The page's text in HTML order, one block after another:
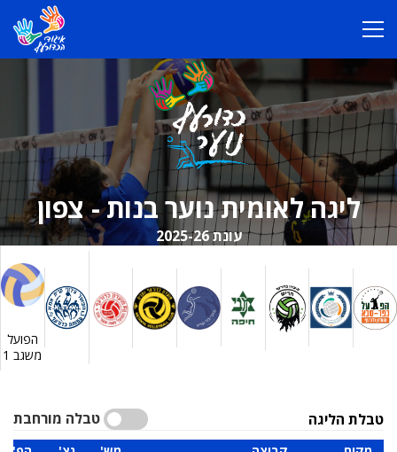
ליגה לאומית נוער בנות - צפון
עונת 2025-26
הפועל
משגב 1
טבלה מורחבת טבלת הליגה